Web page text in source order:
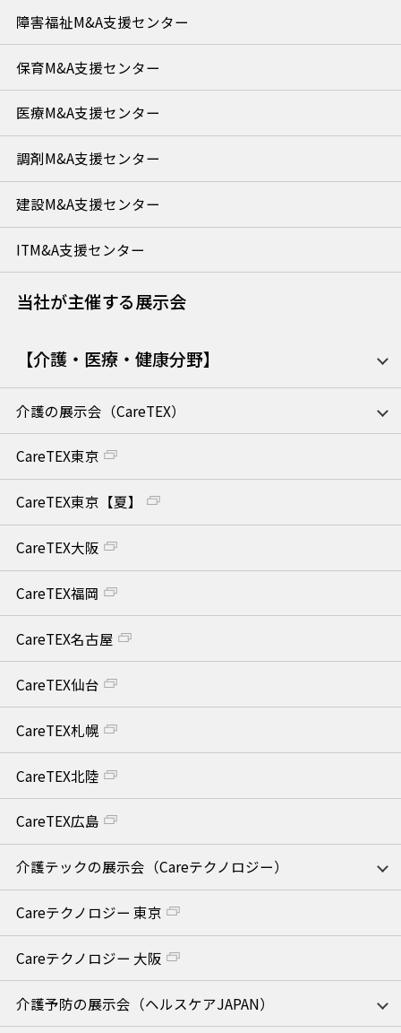
障害福祉M&A支援センター
保育M&A支援センター
医療M&A支援センター
調剤M&A支援センター
建設M&A支援センター
ITM&A支援センター
当社が主催する展示会
【介護・医療・健康分野】
介護の展示会（CareTEX）
CareTEX東京
CareTEX東京【夏】
CareTEX大阪
CareTEX福岡
CareTEX名古屋
CareTEX仙台
CareTEX札幌
CareTEX北陸
CareTEX広島
介護テックの展示会（Careテクノロジー）
Careテクノロジー 東京
Careテクノロジー 大阪
介護予防の展示会（ヘルスケアJAPAN）